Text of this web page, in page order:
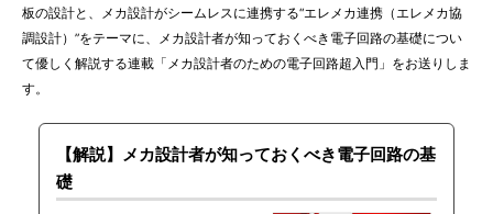
板の設計と、メカ設計がシームレスに連携する“エレメカ連携（エレメカ協
調設計）”をテーマに、メカ設計者が知っておくべき電子回路の基礎につい
て優しく解説する連載「メカ設計者のための電子回路超入門」をお送りしま
す。
【解説】メカ設計者が知っておくべき電子回路の基
礎